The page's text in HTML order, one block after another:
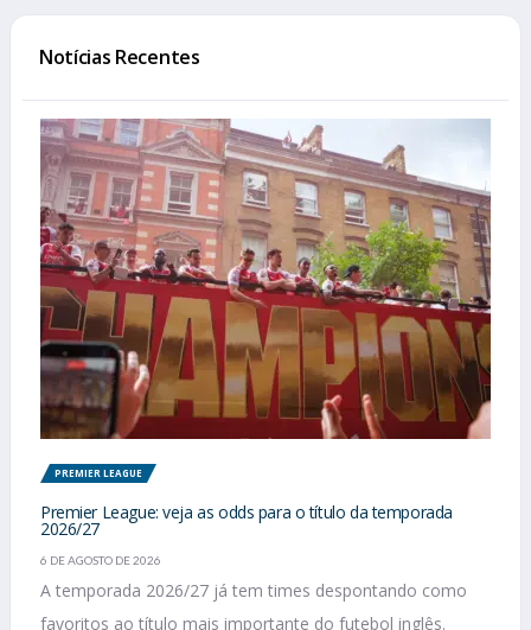
Notícias Recentes
PREMIER LEAGUE
Premier League: veja as odds para o título da temporada
2026/27
6 DE AGOSTO DE 2026
A temporada 2026/27 já tem times despontando como
favoritos ao título mais importante do futebol inglês.